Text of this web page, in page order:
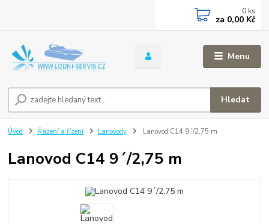
Menu
Hledat
0 ks
za 0,00 Kč
Úvod Řazení a řízení Lanovody Lanovod C14 9´/2,75 m
Lanovod C14 9´/2,75 m